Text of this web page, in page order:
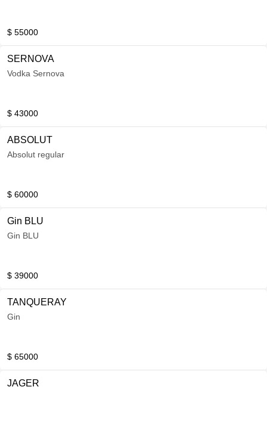
$ 55000
SERNOVA
Vodka Sernova
$ 43000
ABSOLUT
Absolut regular
$ 60000
Gin BLU
Gin BLU
$ 39000
TANQUERAY
Gin
$ 65000
JAGER